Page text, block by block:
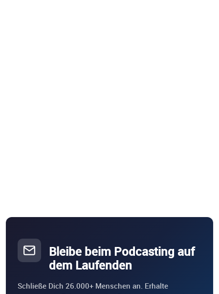
Bleibe beim Podcasting auf
dem Laufenden
Schließe Dich 26.000+ Menschen an. Erhalte